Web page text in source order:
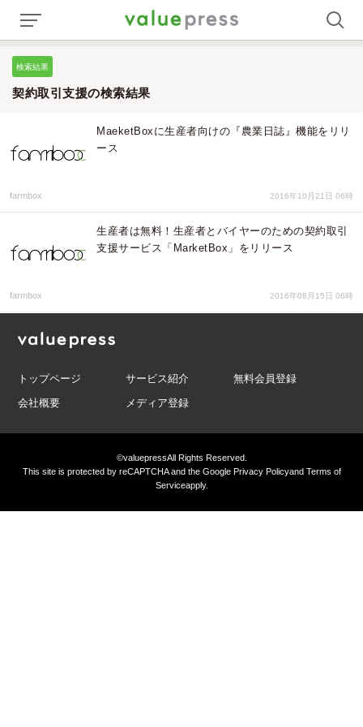
検索結果
契約取引支援の検索結果
MaeketBoxに生産者向けの『農業日誌』機能をリリ
ース
farmbox 2016年10月21日 06時
生産者は無料！生産者とバイヤーのための契約取引
支援サービス「MarketBox」をリリース
farmbox 2016年08月15日 06時
トップページ サービス紹介
無料会員登録
会社概要
メディア登録
©valuepressAll Rights Reserved.
This site is protected by reCAPTCHA and the GooglePrivacy Policyand Terms of
Serviceapply.